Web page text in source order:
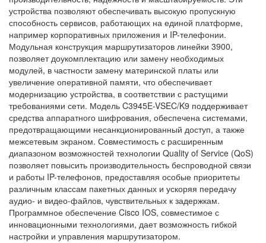
устройства позволяют обеспечивать высокую пропускную
способность сервисов, работающих на единой платформе,
например корпоративных приложения и IP-телефонии.
Модульная конструкция маршрутизаторов линейки 3900,
позволяет доукомплектацию или замену необходимых
модулей, в частности замену материнской платы или
увеличение оперативной памяти, что обеспечивает
модернизацию устройства, в соответствии с растущими
требованиями сети. Модель C3945E-VSEC/K9 поддерживает
средства аппаратного шифрования, обеспечена системами,
предотвращающими несанкционированный доступ, а также
межсетевым экраном. Совместимость с расширенным
диапазоном возможностей технологии Quality of Service (QoS)
позволяет повысить производительность беспроводной связи
и работы IP-телефонов, предоставляя особые приоритеты
различным классам пакетных данных и ускоряя передачу
аудио- и видео-файлов, чувствительных к задержкам.
Программное обеспечение Cisco IOS, совместимое с
инновационными технологиями, дает возможность гибкой
настройки и управления маршрутизатором.